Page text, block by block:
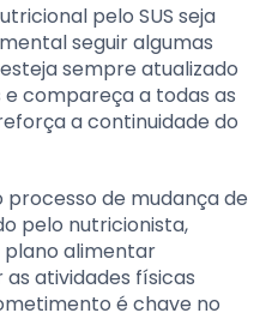
pelo SUS seja
seguir algumas
sempre atualizado
compareça a todas as
a continuidade do
de mudança de
pelo nutricionista,
plano alimentar
atividades físicas
é chave no